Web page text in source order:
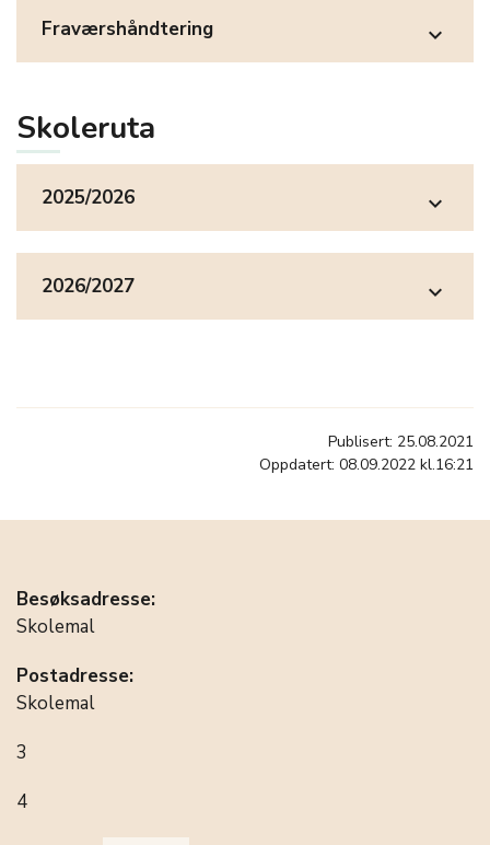
Fraværshåndtering expand_more
Skoleruta
2025/2026 expand_more
2026/2027 expand_more
Publisert: 25.08.2021
Oppdatert: 08.09.2022 kl.16:21
Besøksadresse:
Skolemal
Postadresse:
Skolemal
3
4